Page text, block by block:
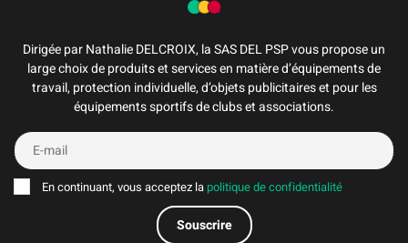
Dirigée par Nathalie DELCROIX, la SAS DEL PSP vous propose un
large choix de produits et services en matière d’équipements de
travail, protection individuelle, d’objets publicitaires et pour les
équipements sportifs de clubs et associations.
En continuant, vous acceptez la politique de confidentialité